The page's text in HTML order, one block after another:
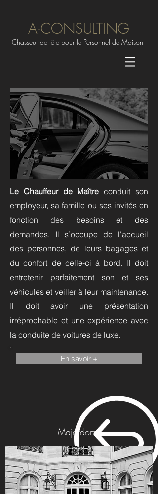
A-CONSULTING
Chasseur de tête pour le Personnel de Maison
Le Chauffeur de Maîtreconduit son
employeur, sa famille ou ses invités en
fonction des besoins et des
demandes. Il s’occupe de l'accueil
des personnes, de leurs bagages et
du confort de celle-ci à bord. Il doit
entretenir parfaitement son et ses
véhicules et veiller à leur maintenance.
Il doit avoir une présentation
irréprochable et une expérience avec
la conduite de voitures de luxe.
En savoir +
Majordome